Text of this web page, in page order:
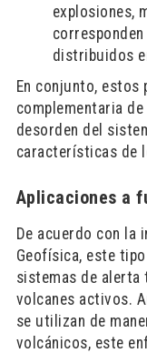
explosiones,
distribuidos
En conjunto, estos
complementaria
desorden del
características de
Aplicaciones a
De acuerdo con la
Geofísica, este
sistemas de alerta
volcanes activos.
se utilizan de
volcánicos, este